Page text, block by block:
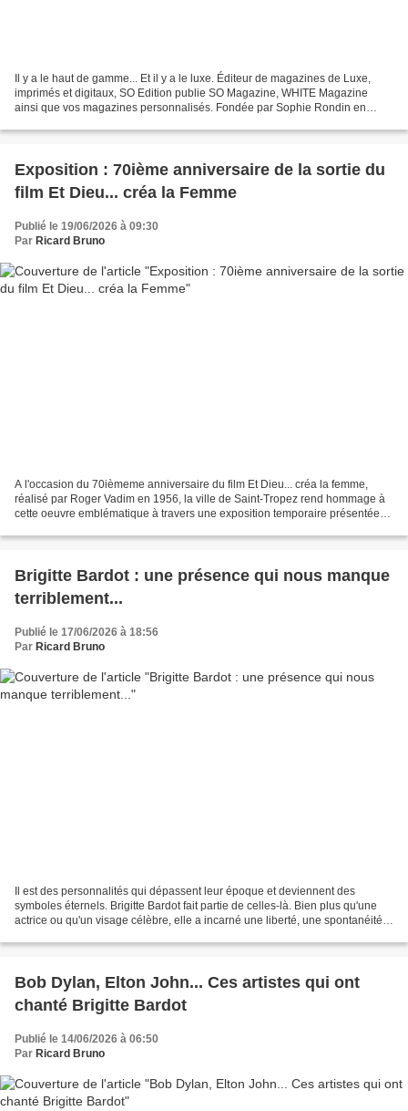
Il y a le haut de gamme... Et il y a le luxe. Éditeur de magazines de Luxe,
imprimés et digitaux, SO Edition publie SO Magazine, WHITE Magazine
ainsi que vos magazines personnalisés. Fondée par Sophie Rondin en
Exposition : 70ième anniversaire de la sortie du
film Et Dieu... créa la Femme
Publié le 19/06/2026 à 09:30
Par Ricard Bruno
A l'occasion du 70ièmeme anniversaire du film Et Dieu... créa la femme,
réalisé par Roger Vadim en 1956, la ville de Saint-Tropez rend hommage à
cette oeuvre emblématique à travers une exposition temporaire présentée
Brigitte Bardot : une présence qui nous manque
terriblement...
Publié le 17/06/2026 à 18:56
Par Ricard Bruno
Il est des personnalités qui dépassent leur époque et deviennent des
symboles éternels. Brigitte Bardot fait partie de celles-là. Bien plus qu'une
actrice ou qu'un visage célèbre, elle a incarné une liberté, une spontanéité
Bob Dylan, Elton John... Ces artistes qui ont
chanté Brigitte Bardot
Publié le 14/06/2026 à 06:50
Par Ricard Bruno